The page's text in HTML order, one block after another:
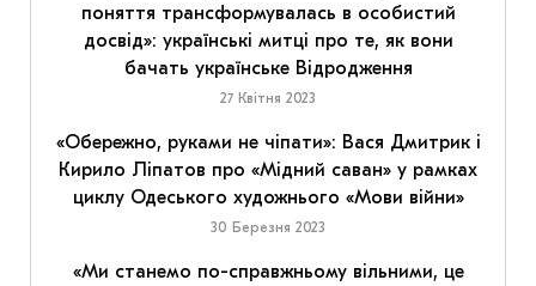
поняття трансформувалась в особистий
досвід»: українські митці про те, як вони
бачать українське Відродження
27 Квітня 2023
«Обережно, руками не чіпати»: Вася Дмитрик і
Кирило Ліпатов про «Мідний саван» у рамках
циклу Одеського художнього «Мови війни»
30 Березня 2023
«Ми станемо по-справжньому вільними, це